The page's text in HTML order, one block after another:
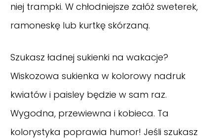
niej trampki. W chłodniejsze załóż sweterek,
ramoneskę lub kurtkę skórzaną.
Szukasz ładnej sukienki na wakacje?
Wiskozowa sukienka w kolorowy nadruk
kwiatów i paisley będzie w sam raz.
Wygodna, przewiewna i kobieca. Ta
kolorystyka poprawia humor! Jeśli szukasz